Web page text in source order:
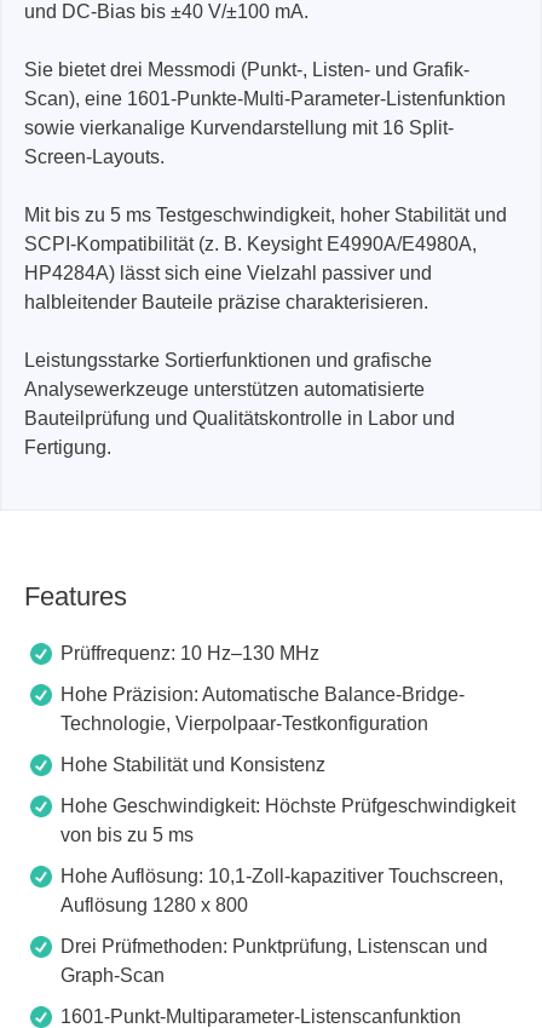
und DC-Bias bis ±40 V/±100 mA.
Sie bietet drei Messmodi (Punkt-, Listen- und Grafik-
Scan), eine 1601-Punkte-Multi-Parameter-Listenfunktion
sowie vierkanalige Kurvendarstellung mit 16 Split-
Screen-Layouts.
Mit bis zu 5 ms Testgeschwindigkeit, hoher Stabilität und
SCPI-Kompatibilität (z. B. Keysight E4990A/E4980A,
HP4284A) lässt sich eine Vielzahl passiver und
halbleitender Bauteile präzise charakterisieren.
Leistungsstarke Sortierfunktionen und grafische
Analysewerkzeuge unterstützen automatisierte
Bauteilprüfung und Qualitätskontrolle in Labor und
Fertigung.
Features
Prüffrequenz: 10 Hz–130 MHz
Hohe Präzision: Automatische Balance-Bridge-
Technologie, Vierpolpaar-Testkonfiguration
Hohe Stabilität und Konsistenz
Hohe Geschwindigkeit: Höchste Prüfgeschwindigkeit
von bis zu 5 ms
Hohe Auflösung: 10,1-Zoll-kapazitiver Touchscreen,
Auflösung 1280 x 800
Drei Prüfmethoden: Punktprüfung, Listenscan und
Graph-Scan
1601-Punkt-Multiparameter-Listenscanfunktion